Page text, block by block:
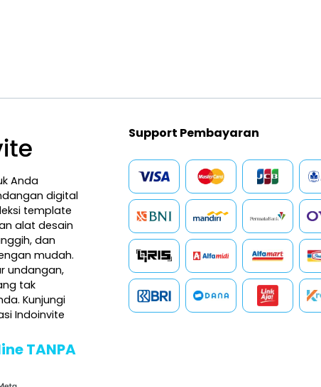
Anda
digital
template
alat desain
dan
mudah.
undangan,
tak
Kunjungi
Indoinvite
TANPA
Support Pembayaran